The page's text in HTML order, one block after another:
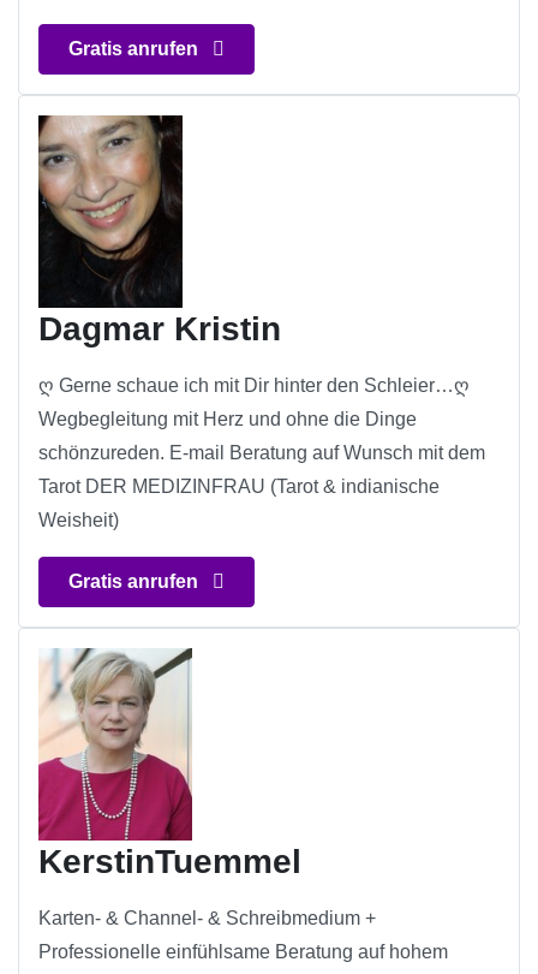
Gratis anrufen
Dagmar Kristin
ღ Gerne schaue ich mit Dir hinter den Schleier…ღ
Wegbegleitung mit Herz und ohne die Dinge
schönzureden. E-mail Beratung auf Wunsch mit dem
Tarot DER MEDIZINFRAU (Tarot & indianische
Weisheit)
Gratis anrufen
KerstinTuemmel
Karten- & Channel- & Schreibmedium +
Professionelle einfühlsame Beratung auf hohem